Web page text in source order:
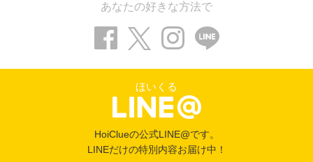
あなたの好きな方法で
ほいくる
HoiClueの公式LINE@です。
LINEだけの特別内容お届け中！